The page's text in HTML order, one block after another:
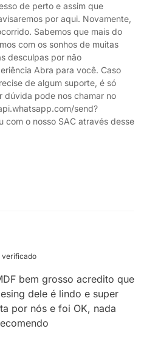
de perto e assim que
por aqui. Novamente,
Sabemos que mais do
com os sonhos de muitas
desculpas por não
Abra para você. Caso
de algum suporte, é só
dúvida pode nos chamar no
send?
com o nosso SAC através desse
verificado
bem grosso acredito que
dele é lindo e super
por nós e foi OK, nada